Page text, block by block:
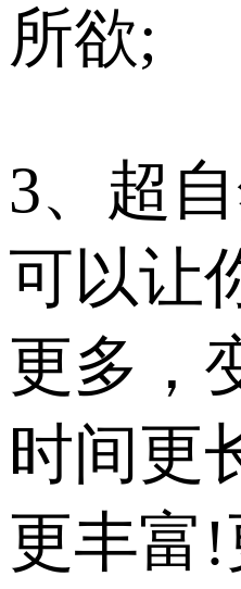
所欲;
3、超
可以让
更多，
时间更
更丰富!